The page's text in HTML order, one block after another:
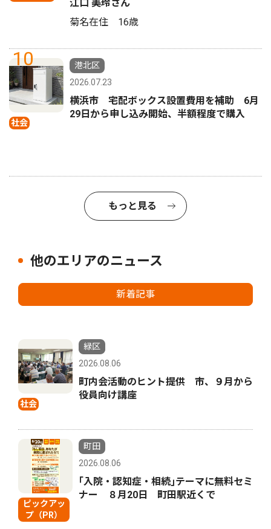
江口 美玲さん
菊名在住 16歳
10
社会
港北区
2026.07.23
横浜市 宅配ボックス設置費用を補助 6月
29日から申し込み開始、半額程度で購入
もっと見る
他のエリアのニュース
新着記事
社会
緑区
2026.08.06
町内会活動のヒント提供 市、９月から
役員向け講座
ピックアッ
プ（PR）
町田
2026.08.06
｢入院・認知症・相続｣テーマに無料セミ
ナー ８月20日 町田駅近くで